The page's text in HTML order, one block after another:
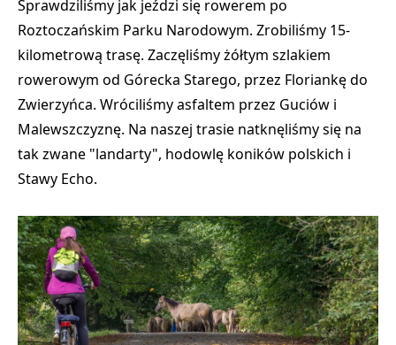
Sprawdziliśmy jak jeździ się rowerem po
Roztoczańskim Parku Narodowym. Zrobiliśmy 15-
kilometrową trasę. Zaczęliśmy żółtym szlakiem
rowerowym od Górecka Starego, przez Floriankę do
Zwierzyńca. Wróciliśmy asfaltem przez Guciów i
Malewszczyznę. Na naszej trasie natknęliśmy się na
tak zwane "landarty", hodowlę koników polskich i
Stawy Echo.